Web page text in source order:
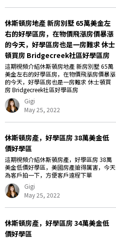
休斯頓房地產 新房別墅 65萬美金左
右的好學區房，在物價飛漲房價暴漲
的今天，好學區房也是一房難求 休士
頓買房 Bridgecreek社區好學區房
這期視頻介紹休斯頓房地產 新房別墅 65萬
美金左右的好學區房，在物價飛漲房價暴漲
的今天，好學區房也是一房難求 休士頓買
房 Bridgecreek社區好學區房
Gigi
May 25, 2022
休斯頓房產，好學區房 38萬美金低
價好學區
這期視頻介紹休斯頓房產，好學區房 38萬
美金低價好學區，美國房產搶得厲害，今天
為客戶拍一下，方便客戶遠程下單
Gigi
May 25, 2022
休斯頓房產，好學區房 34萬美金低
價好學區